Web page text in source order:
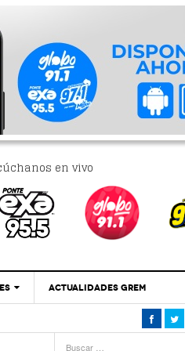
en vivo
‘Se Vale Soñar Con
ACTUALIDADES GREM